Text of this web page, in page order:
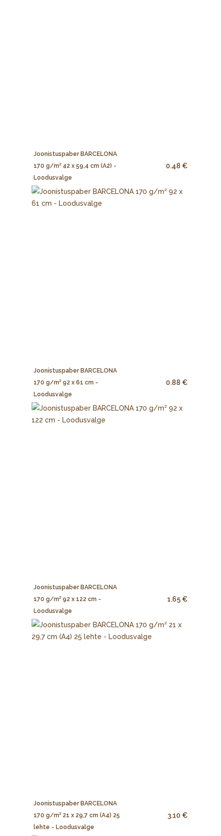
Joonistuspaber BARCELONA
170 g/m² 42 x 59,4 cm (A2) -
Loodusvalge
0.48 €
Joonistuspaber BARCELONA
170 g/m² 92 x 61 cm -
Loodusvalge
0.88 €
Joonistuspaber BARCELONA
170 g/m² 92 x 122 cm -
Loodusvalge
1.65 €
Joonistuspaber BARCELONA
170 g/m² 21 x 29,7 cm (A4) 25
lehte - Loodusvalge
3.10 €